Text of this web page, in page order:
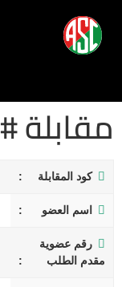
مقابلة #
كود المقابلة
اسم العضو
رقم عضوية
مقدم الطلب